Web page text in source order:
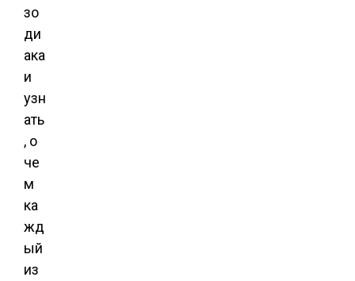
зо
ди
ака
и
узн
ать
, о
че
м
ка
жд
ый
из